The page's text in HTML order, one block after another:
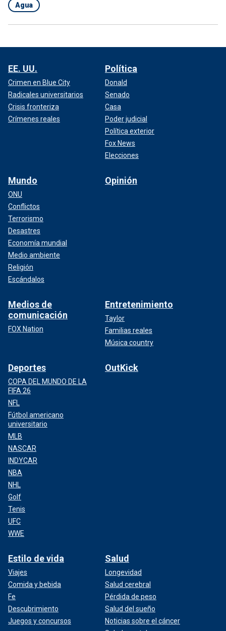
Agua
EE. UU.
Crimen en Blue City
Radicales universitarios
Crisis fronteriza
Crímenes reales
Política
Donald
Senado
Casa
Poder judicial
Política exterior
Fox News
Elecciones
Mundo
ONU
Conflictos
Terrorismo
Desastres
Economía mundial
Medio ambiente
Religión
Escándalos
Opinión
Medios de
comunicación
FOX Nation
Entretenimiento
Taylor
Familias reales
Música country
Deportes
COPA DEL MUNDO DE LA
FIFA 26
NFL
Fútbol americano
universitario
MLB
NASCAR
INDYCAR
NBA
NHL
Golf
Tenis
UFC
WWE
OutKick
Estilo de vida
Viajes
Comida y bebida
Fe
Descubrimiento
Juegos y concursos
Salud
Longevidad
Salud cerebral
Pérdida de peso
Salud del sueño
Noticias sobre el cáncer